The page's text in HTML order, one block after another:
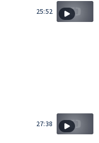
25:52
27:38